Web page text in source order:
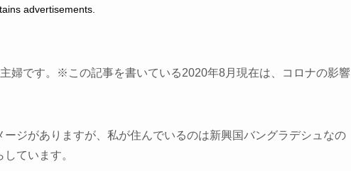
advertisements.
婦です。※この記事を書いている2020年8月現在は、コロナの影響
ジがありますが、私が住んでいるのは新興国バングラデシュなの
ています。